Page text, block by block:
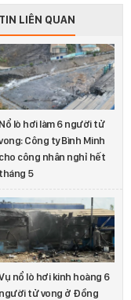
TIN LIÊN QUAN
Nổ lò hơi làm 6 người tử
Công ty Bình Minh
cho công nhân nghỉ hết
tháng 5
nổ lò hơi kinh hoàng 6
người tử vong ở Đồng